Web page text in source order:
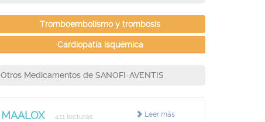
Tromboembolismo y trombosis
Cardiopatía isquémica
Otros Medicamentos de SANOFI-AVENTIS
Leer más
MAALOX 411 lecturas